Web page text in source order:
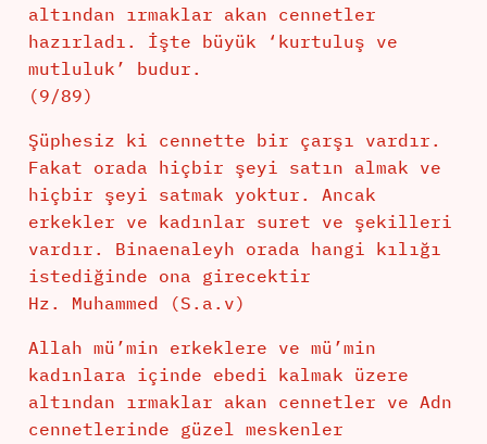
altından ırmaklar akan cennetler
hazırladı. İşte büyük ‘kurtuluş ve
mutluluk’ budur.
(9/89)
Şüphesiz ki cennette bir çarşı vardır.
Fakat orada hiçbir şeyi satın almak ve
hiçbir şeyi satmak yoktur. Ancak
erkekler ve kadınlar suret ve şekilleri
vardır. Binaenaleyh orada hangi kılığı
istediğinde ona girecektir
Hz. Muhammed (S.a.v)
Allah mü’min erkeklere ve mü’min
kadınlara içinde ebedi kalmak üzere
altından ırmaklar akan cennetler ve Adn
cennetlerinde güzel meskenler